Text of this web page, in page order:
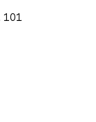
101